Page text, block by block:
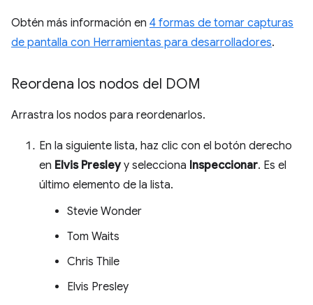
Obtén más información en 4 formas de tomar capturas
de pantalla con Herramientas para desarrolladores.
Reordena los nodos del DOM
Arrastra los nodos para reordenarlos.
En la siguiente lista, haz clic con el botón derecho
en Elvis Presleyy selecciona Inspeccionar. Es el
último elemento de la lista.
Stevie Wonder
Tom Waits
Chris Thile
Elvis Presley